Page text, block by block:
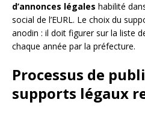
d’annonces légales habilité
social de l’EURL. Le choix du
anodin : il doit figurer sur la liste
chaque année par la préfecture.
Processus de
supports légaux